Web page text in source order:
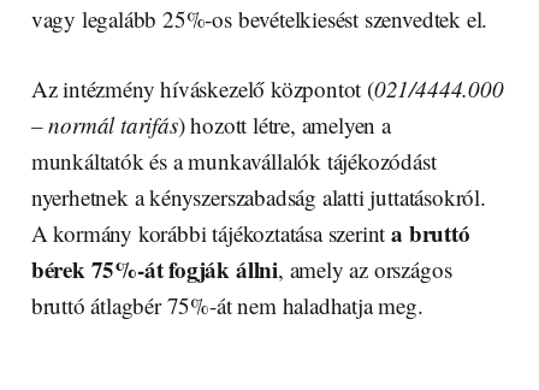
vagy legalább 25%-os bevételkiesést szenvedtek el.
Az intézmény híváskezelő központot (021/4444.000
– normál tarifás) hozott létre, amelyen a
munkáltatók és a munkavállalók tájékozódást
nyerhetnek a kényszerszabadság alatti juttatásokról.
A kormány korábbi tájékoztatása szerinta bruttó
bérek 75%-át fogják állni, amely az országos
bruttó átlagbér 75%-át nem haladhatja meg.